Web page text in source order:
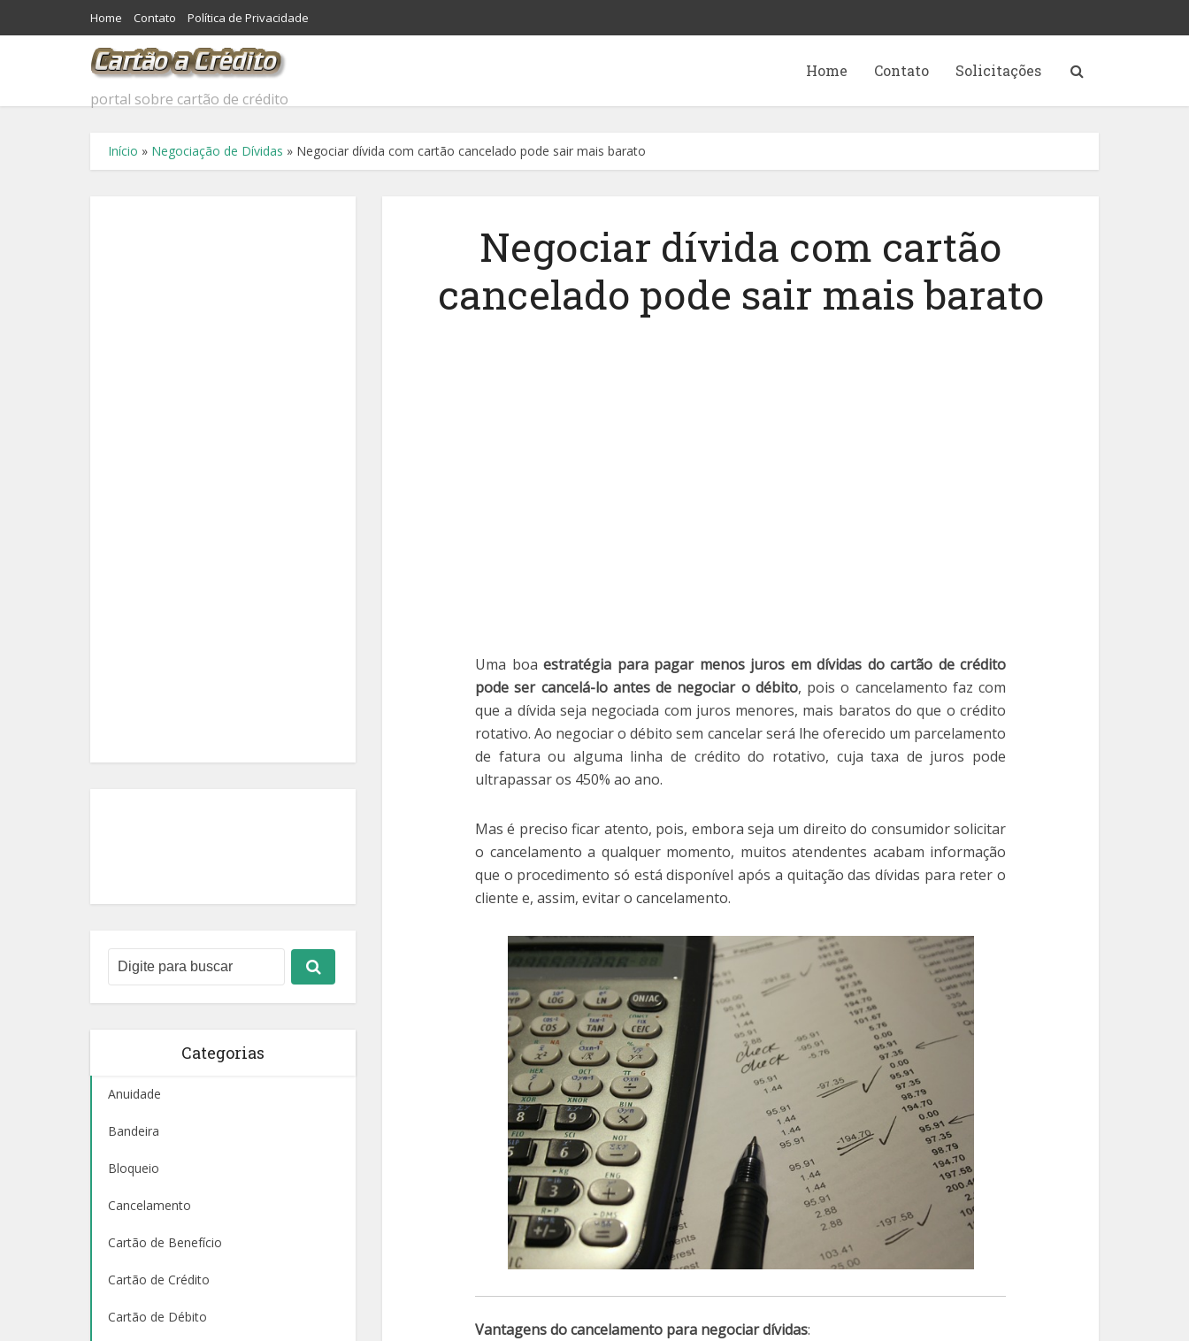
Home Contato Política de Privacidade
portal sobre cartão de crédito
Home Contato Solicitações
Início » Negociação de Dívidas » Negociar dívida com cartão cancelado pode sair mais barato
Categorias
Anuidade
Bandeira
Bloqueio
Cancelamento
Cartão de Benefício
Cartão de Crédito
Cartão de Débito
Negociar dívida com cartão
cancelado pode sair mais barato
Uma boa estratégia para pagar menos juros em dívidas do cartão de crédito
pode ser cancelá-lo antes de negociar o débito, pois o cancelamento faz com
que a dívida seja negociada com juros menores, mais baratos do que o crédito
rotativo. Ao negociar o débito sem cancelar será lhe oferecido um parcelamento
de fatura ou alguma linha de crédito do rotativo, cuja taxa de juros pode
ultrapassar os 450% ao ano.
Mas é preciso ficar atento, pois, embora seja um direito do consumidor solicitar
o cancelamento a qualquer momento, muitos atendentes acabam informação
que o procedimento só está disponível após a quitação das dívidas para reter o
cliente e, assim, evitar o cancelamento.
Vantagens do cancelamento para negociar dívidas: